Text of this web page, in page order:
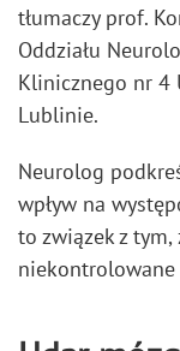
tłumaczy prof.
Oddziału
Klinicznego nr 4
Lublinie.
Neurolog
wpływ na
to związek z